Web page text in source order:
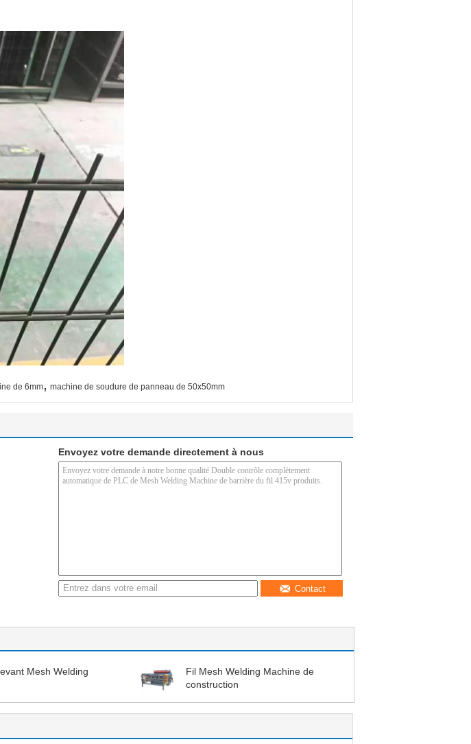
de 6mm machine de soudure de panneau de 50x50mm
Envoyez votre demande directement à nous
Contact
Mesh Welding
Fil Mesh Welding Machine de
construction